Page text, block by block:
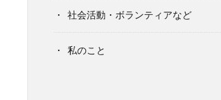
社会活動・ボランティアなど
私のこと